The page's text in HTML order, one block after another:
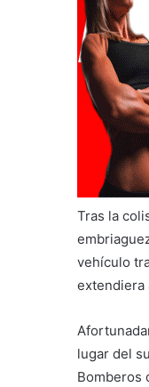
Tras la
vehículo
extendiera
lugar del
Bomberos